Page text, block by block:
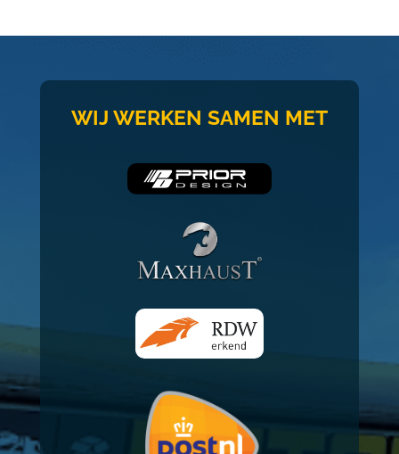
WIJ WERKEN SAMEN MET